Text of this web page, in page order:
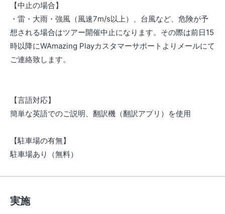
【中止の場合】
・雷・大雨・強風（風速7m/s以上）、台風など、危険が予
想される場合はツアー開催中止になります。その際は前日15
時以降にWAmazing Playカスタマーサポートよりメールにて
ご連絡致します。
【言語対応】
簡単な英語でのご説明、翻訳機（翻訳アプリ）を使用
【駐車場の有無】
駐車場あり（無料）
実施